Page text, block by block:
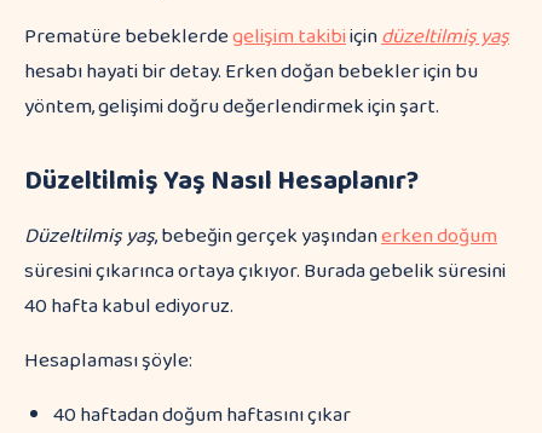
Prematüre bebeklerdegelişim takibiiçindüzeltilmiş yaş
hesabı hayati bir detay. Erken doğan bebekler için bu
yöntem, gelişimi doğru değerlendirmek için şart.
Düzeltilmiş Yaş Nasıl Hesaplanır?
Düzeltilmiş yaş, bebeğin gerçek yaşındanerken doğum
süresini çıkarınca ortaya çıkıyor. Burada gebelik süresini
40 hafta kabul ediyoruz.
Hesaplaması şöyle:
40 haftadan doğum haftasını çıkar